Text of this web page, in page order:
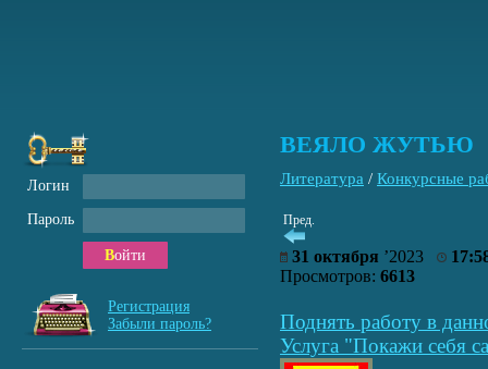
ВЕЯЛО ЖУТЬЮ
Литература / Конкурсные
Пред.
31 октября ’2023
Просмотров: 6613
Поднять работу в
Услуга "Покажи себя
Логин
Пароль
Войти
Регистрация
Забыли пароль?